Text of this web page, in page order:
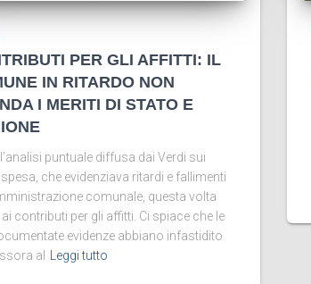
PER GLI AFFITTI: IL
IN RITARDO NON
I MERITI DI STATO E
puntuale diffusa dai Verdi sui
che evidenziava ritardi e fallimenti
comunale, questa volta
contributi per gli affitti. Ci spiace che le
evidenze abbiano infastidito
al
Leggi tutto